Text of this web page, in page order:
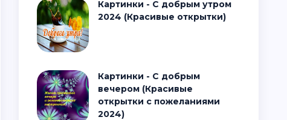
Картинки - С добрым утром
2024 (Красивые открытки)
Картинки - С добрым
вечером (Красивые
открытки с пожеланиями
2024)